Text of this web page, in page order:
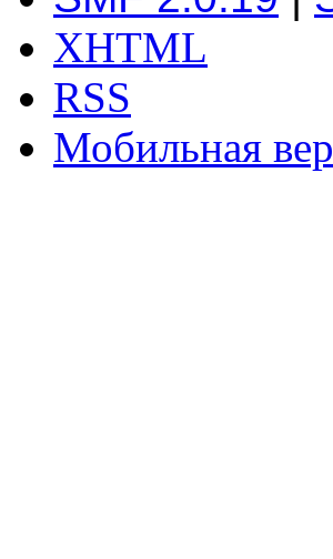
XHTML
RSS
Мобильная